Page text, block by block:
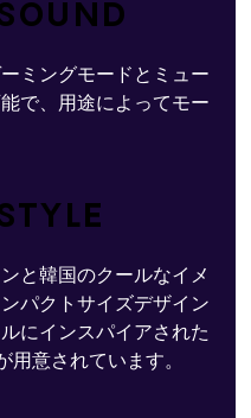
ミングモードとミュー
で、用途によってモー
と韓国のクールなイメ
パクトサイズデザイン
にインスパイアされた
意されています。